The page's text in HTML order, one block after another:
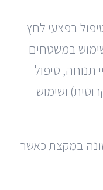
בפצעי לחץ
במשטחים
תנוחה, טיפול
ושימוש
במקצת כאשר